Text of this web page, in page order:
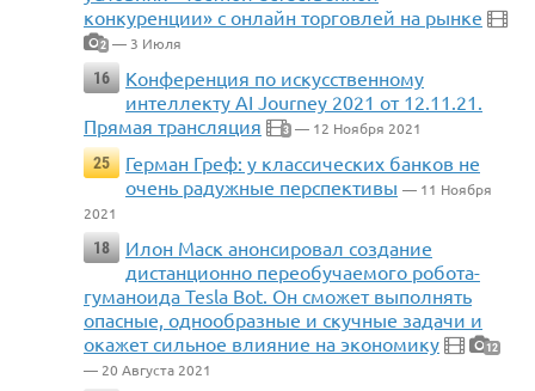
конкуренции» с онлайн торговлей на рынке
2 — 3 Июля
16
Конференция по искусственному
интеллекту AI Journey 2021 от 12.11.21.
Прямая трансляция
3 — 12 Ноября 2021
25
Герман Греф: у классических банков не
очень радужные перспективы — 11 Ноября
2021
18
Илон Маск анонсировал создание
дистанционно переобучаемого робота-
гуманоида Tesla Bot. Он сможет выполнять
опасные, однообразные и скучные задачи и
окажет сильное влияние на экономику
12
— 20 Августа 2021